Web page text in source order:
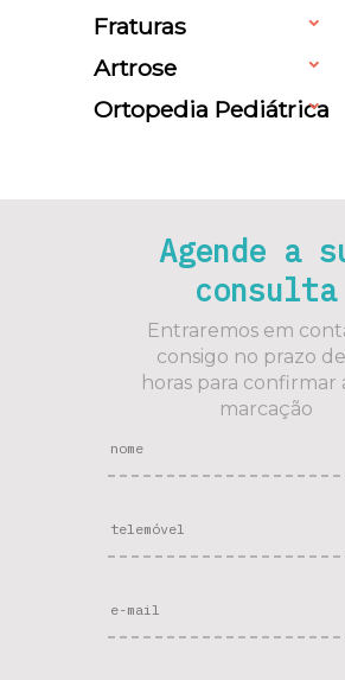
Fraturas
Artrose
Ortopedia Pediátrica
Agende a
consulta
Entraremos em
consigo no prazo
horas para confirmar
marcação